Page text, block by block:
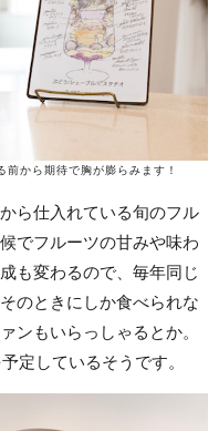
から期待で胸が膨らみます！
ら仕入れている旬のフル
でフルーツの甘みや味わ
も変わるので、毎年同じ
のときにしか食べられな
ンもいらっしゃるとか。
定しているそうです。